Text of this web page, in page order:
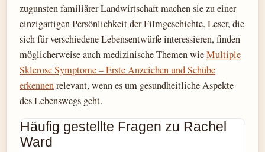
zugunsten familiärer Landwirtschaft machen sie zu einer
einzigartigen Persönlichkeit der Filmgeschichte. Leser, die
sich für verschiedene Lebensentwürfe interessieren, finden
möglicherweise auch medizinische Themen wieMultiple
Sklerose Symptome – Erste Anzeichen und Schübe
erkennenrelevant, wenn es um gesundheitliche Aspekte
des Lebenswegs geht.
Häufig gestellte Fragen zu Rachel
Ward